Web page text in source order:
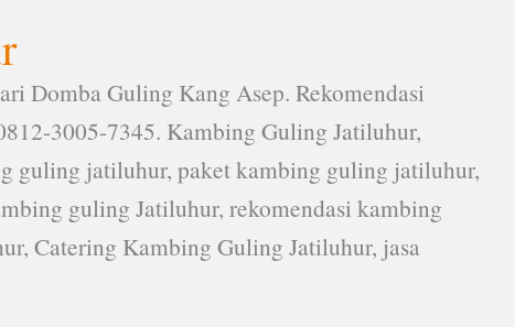
Domba Guling Kang Asep. Rekomendasi
3005-7345. Kambing Guling Jatiluhur,
guling jatiluhur, paket kambing guling jatiluhur,
guling Jatiluhur, rekomendasi kambing
Catering Kambing Guling Jatiluhur, jasa